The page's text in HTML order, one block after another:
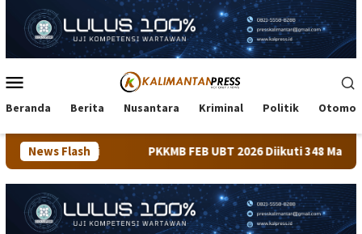
konten
Mobile
Beranda Berita Nusantara Kriminal Politik
News Flash
PKKMB FEB UBT 2026 Diikuti 348 Mahasiswa,